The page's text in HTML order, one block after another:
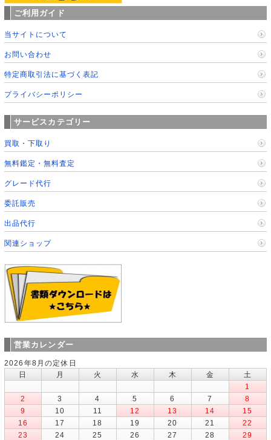
ご利用ガイド
当サイトについて
お問い合わせ
特定商取引法に基づく表記
プライバシーポリシー
サービスカテゴリー
買取・下取り
無料鑑定・無料査定
グレード代行
委託販売
出品代行
関連ショップ
営業カレンダー
2026年8月の定休日
日
月 火 水 木 金
土
1
2
3 4 5 6 7
8
9
10 11 12 13 14
15
16
17 18 19 20 21
22
23
24 25 26 27 28
29